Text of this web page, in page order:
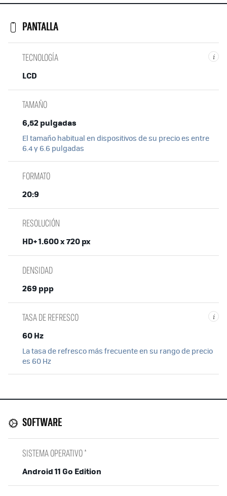
PANTALLA
i
TECNOLOGÍA
LCD
TAMAÑO
6,52 pulgadas
El tamaño habitual en dispositivos de su precio es entre
6.4 y 6.6 pulgadas
FORMATO
20:9
RESOLUCIÓN
HD+ 1.600 x 720 px
DENSIDAD
269 ppp
i
TASA DE REFRESCO
60 Hz
La tasa de refresco más frecuente en su rango de precio
es 60 Hz
SOFTWARE
SISTEMA OPERATIVO *
Android 11 Go Edition